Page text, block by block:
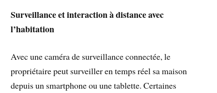
Surveillance et interaction à distance avec
l’habitation
Avec une caméra de surveillance connectée, le
propriétaire peut surveiller en temps réel sa maison
depuis un smartphone ou une tablette. Certaines